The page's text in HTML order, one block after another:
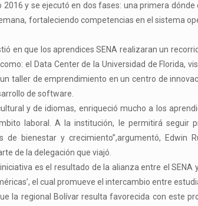
2016 y se ejecutó en dos fases: una primera
fortaleciendo competencias en el sistema
en que los aprendices SENA realizaran un
el Data Center de la Universidad de Florida,
taller de emprendimiento en un centro de
de software.
y de idiomas, enriqueció mucho a los
laboral. A la institución, le permitirá seguir
de bienestar y crecimiento”,argumentó, Edwin
de la delegación que viajó.
es el resultado de la alianza entre el
el cual promueve el intercambio entre
la regional Bolívar resulta favorecida con este